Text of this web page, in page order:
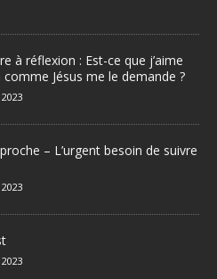
à réflexion : Est-ce que j’aime
Jésus me le demande ?
– L’urgent besoin de suivre